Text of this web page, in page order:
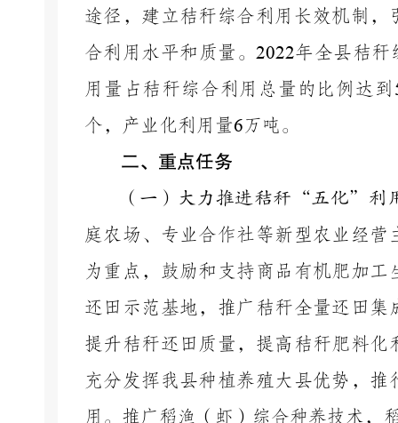
途径，建立秸秆综合利用长效机制
合利用水平和质量。 2022年全县秸秆
用量占秸秆综合利用总量的比例达到
个，产业化利用量6万吨。
二、 重点任务
（一）大力推进秸秆 “五化”利
庭农场、专业合作社等新型农业经
为重点，鼓励和支持商品有机肥加
还田示范基地，推广秸秆全量还田
提升秸秆还田质量，提高秸秆肥料
充分发挥我县种植养殖大县优势，
用。推广稻渔（虾）综合种养技术，